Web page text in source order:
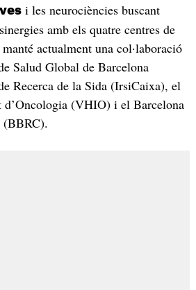
i les neurociències buscant
amb els quatre centres de
actualment una col·laboració
Salud Global de Barcelona
Recerca de la Sida (IrsiCaixa), el
(VHIO) i el Barcelona
(BBRC).